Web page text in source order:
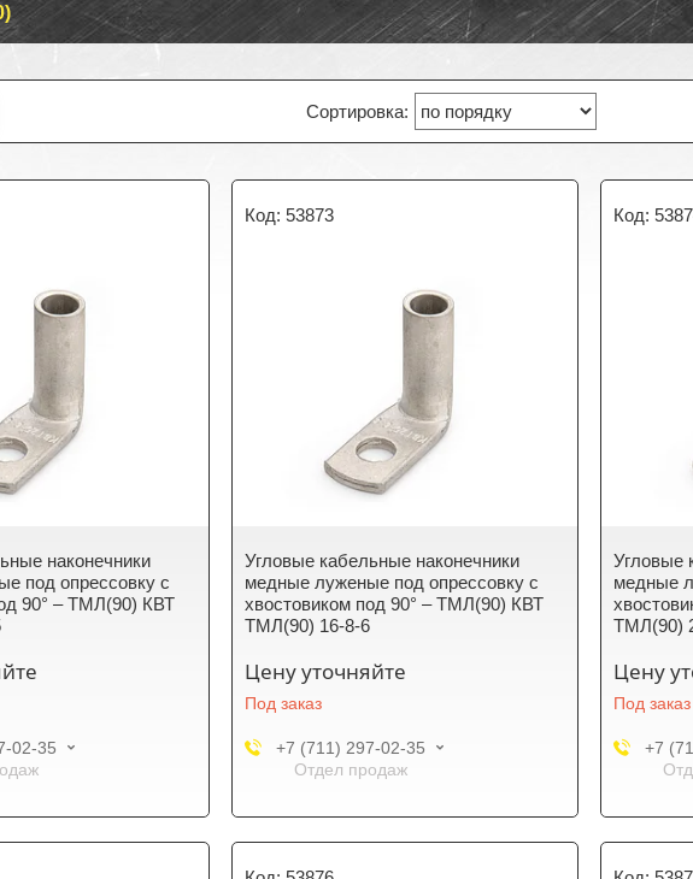
наконечники
под опрессовку с
90° – ТМЛ(90) КВТ
02-35
53873
Угловые кабельные наконечники
медные луженые под опрессовку с
хвостовиком под 90° – ТМЛ(90) КВТ
ТМЛ(90) 16-8-6
Цену уточняйте
Под заказ
+7 (711) 297-02-35
Отдел продаж
Угловые
медные
ТМЛ(90)
Цену
Под заказ
+7